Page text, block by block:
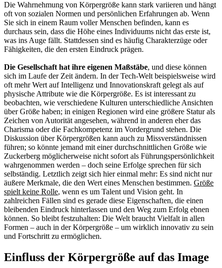
Die Wahrnehmung von Körpergröße kann stark variieren und hängt
oft von sozialen Normen und persönlichen Erfahrungen ab. Wenn
Sie sich in einem Raum voller Menschen befinden, kann es
durchaus sein, dass die Höhe eines Individuums nicht das erste ist,
was ins Auge fällt. Stattdessen sind es häufig Charakterzüge oder
Fähigkeiten, die den ersten Eindruck prägen.
Die Gesellschaft hat ihre eigenen Maßstäbe, und diese können
sich im Laufe der Zeit ändern. In der Tech-Welt beispielsweise wird
oft mehr Wert auf Intelligenz und Innovationskraft gelegt als auf
physische Attribute wie die Körpergröße. Es ist interessant zu
beobachten, wie verschiedene Kulturen unterschiedliche Ansichten
über Größe haben; in einigen Regionen wird eine größere Statur als
Zeichen von Autorität angesehen, während in anderen eher das
Charisma oder die Fachkompetenz im Vordergrund stehen. Die
Diskussion über Körpergrößen kann auch zu Missverständnissen
führen; so könnte jemand mit einer durchschnittlichen Größe wie
Zuckerberg möglicherweise nicht sofort als Führungspersönlichkeit
wahrgenommen werden – doch seine Erfolge sprechen für sich
selbständig. Letztlich zeigt sich hier einmal mehr: Es sind nicht nur
äußere Merkmale, die den Wert eines Menschen bestimmen. Größe
spielt keine Rolle, wenn es um Talent und Vision geht. In
zahlreichen Fällen sind es gerade diese Eigenschaften, die einen
bleibenden Eindruck hinterlassen und den Weg zum Erfolg ebnen
können. So bleibt festzuhalten: Die Welt braucht Vielfalt in allen
Formen – auch in der Körpergröße – um wirklich innovativ zu sein
und Fortschritt zu ermöglichen.
Einfluss der Körpergröße auf das Image